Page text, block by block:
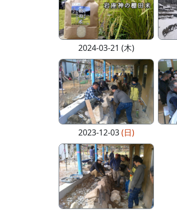
2024-03-21 (木)
2023-12-03(日)